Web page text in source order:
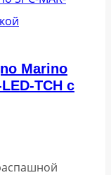
Marino
TCH с